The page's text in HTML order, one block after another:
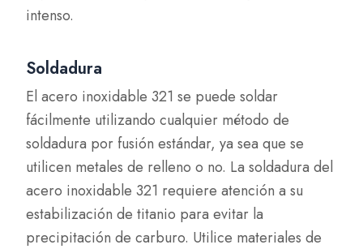
intenso.
Soldadura
El acero inoxidable 321 se puede soldar
fácilmente utilizando cualquier método de
soldadura por fusión estándar, ya sea que se
utilicen metales de relleno o no. La soldadura del
acero inoxidable 321 requiere atención a su
estabilización de titanio para evitar la
precipitación de carburo. Utilice materiales de